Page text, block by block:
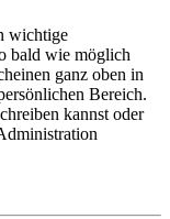
wichtige
bald wie möglich
ganz oben in
Bereich.
kannst oder